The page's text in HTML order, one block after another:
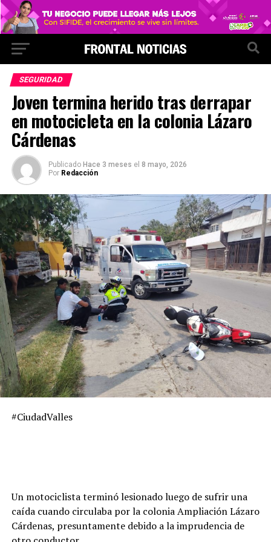
SEGURIDAD
Joven termina herido tras derrapar
en motocicleta en la colonia Lázaro
Cárdenas
Publicado Hace 3 meses el 8 mayo, 2026
Por Redacción
#CiudadValles
Un motociclista terminó lesionado luego de sufrir una
caída cuando circulaba por la colonia Ampliación Lázaro
Cárdenas, presuntamente debido a la imprudencia de